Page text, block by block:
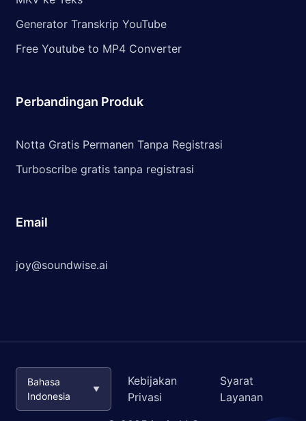
Generator Transkrip YouTube
Free Youtube to MP4 Converter
Perbandingan Produk
Notta Gratis Permanen Tanpa Registrasi
Turboscribe gratis tanpa registrasi
Email
joy@soundwise.ai
Bahasa
Indonesia
▼
Kebijakan
Privasi
Syarat
Layanan